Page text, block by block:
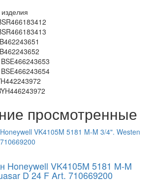
просмотренные
Honeywell VK4105M 5181 M-M
D 24 F Art. 710669200